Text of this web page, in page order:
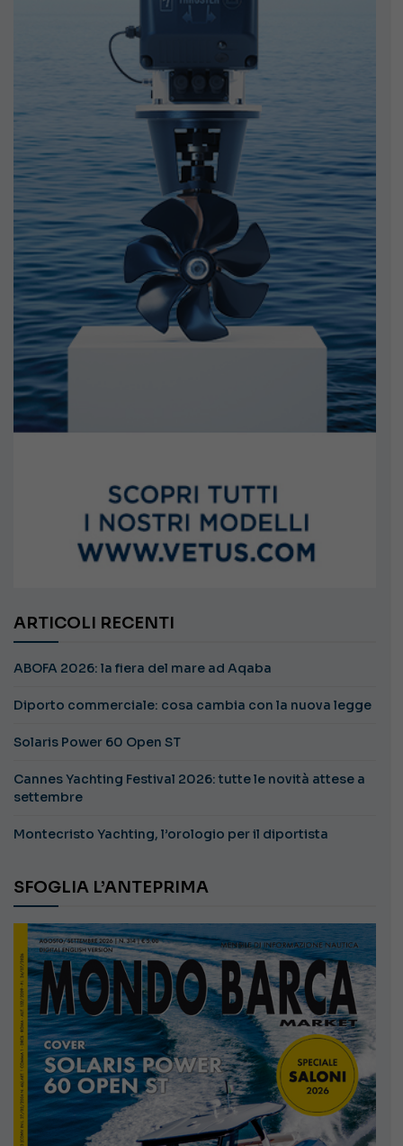
ARTICOLI RECENTI
ABOFA 2026: la fiera del mare ad Aqaba
Diporto commerciale: cosa cambia con la nuova legge
Solaris Power 60 Open ST
Cannes Yachting Festival 2026: tutte le novità attese a
settembre
Montecristo Yachting, l’orologio per il diportista
SFOGLIA L’ANTEPRIMA